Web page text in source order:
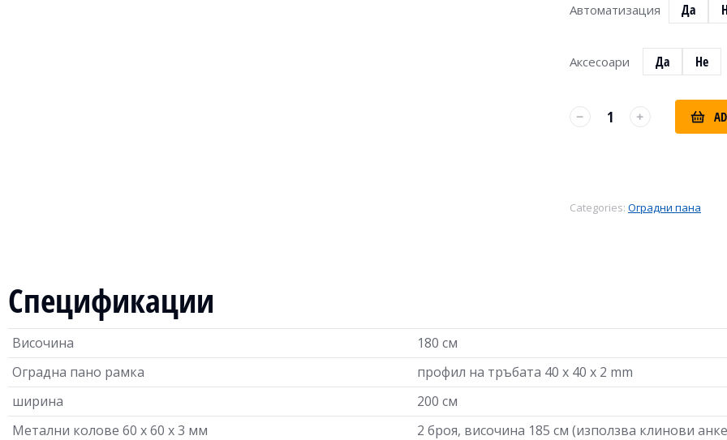
Автоматизация Да
Аксесоари Да Не
Categories: Оградни пана
Спецификации
Височина
180 см
Оградна пано рамка
профил на тръбата 40 x 40 x 2 mm
ширина
200 см
Метални колове 60 х 60 х 3 мм
2 броя, височина 185 см (използва клинови